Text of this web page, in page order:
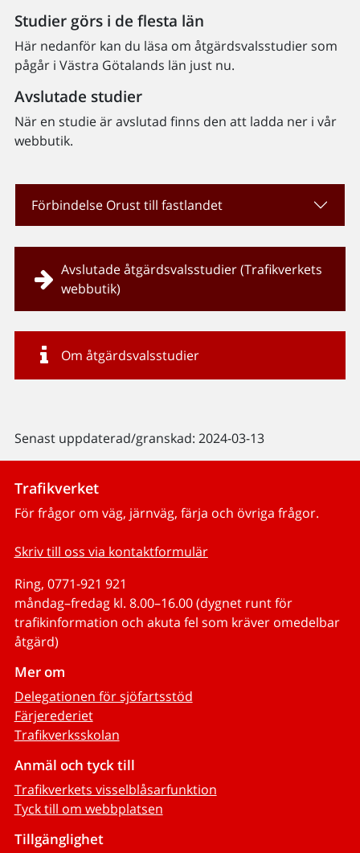
Studier görs i de flesta län
Här nedanför kan du läsa om åtgärdsvalsstudier som
pågår i Västra Götalands län just nu.
Avslutade studier
När en studie är avslutad finns den att ladda ner i vår
webbutik.
Förbindelse Orust till fastlandet
Avslutade åtgärdsvalsstudier (Trafikverkets
webbutik)
Om åtgärdsvalsstudier
Senast uppdaterad/granskad: 2024-03-13
Trafikverket
För frågor om väg, järnväg, färja och övriga frågor.
Skriv till oss via kontaktformulär
Ring, 0771-921 921
måndag–fredag kl. 8.00–16.00 (dygnet runt för
trafikinformation och akuta fel som kräver omedelbar
åtgärd)
Mer om
Delegationen för sjöfartsstöd
Färjerederiet
Trafikverksskolan
Anmäl och tyck till
Trafikverkets visselblåsarfunktion
Tyck till om webbplatsen
Tillgänglighet